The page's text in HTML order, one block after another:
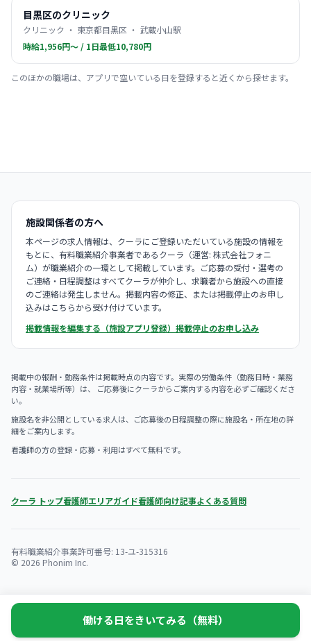
目黒区のクリニック
クリニック ・ 東京都目黒区 ・ 武蔵小山駅
時給1,956円〜 / 1日最低10,780円
このほかの職場は、アプリで空いている日を登録すると近くから探せます。
施設関係者の方へ
本ページの求人情報は、クーラにご登録いただいている施設の情報を
もとに、有料職業紹介事業者であるクーラ（運営: 株式会社フォニ
ム）が職業紹介の一環として掲載しています。ご応募の受付・選考の
ご連絡・日程調整はすべてクーラが仲介し、求職者から施設への直接
のご連絡は発生しません。掲載内容の修正、または掲載停止のお申し
込みはこちらから受け付けています。
掲載情報を編集する（施設アプリ登録） 掲載停止のお申し込み
掲載中の報酬・勤務条件は掲載時点の内容です。実際の労働条件（勤務日時・業務
内容・就業場所等）は、 ご応募後にクーラからご案内する内容を必ずご確認くださ
い。
施設名を非公開としている求人は、ご応募後の日程調整の際に施設名・所在地の詳
細をご案内します。
看護師の方の登録・応募・利用はすべて無料です。
クーラ トップ看護師エリアガイド看護師向け記事よくある質問
有料職業紹介事業許可番号: 13-ユ-315316
© 2026 Phonim Inc.
働ける日をきいてみる（無料）